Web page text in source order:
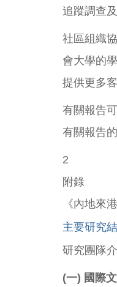
追蹤調查
社區組織
會大學的
提供更多
有關報告
有關報告
2
附錄
《內地來
主要研究
研究團隊
(一) 國際